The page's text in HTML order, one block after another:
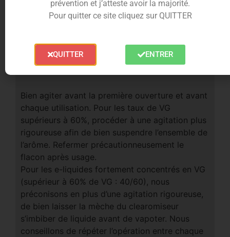
Au-delà de 1.66% m/m de Nicotine, Toxique en
Entre 0.25% et 1.66% m/m de Nicotine, Nocif
en cas d’ingestion
Bien agiter avant la première ouverture et avant
chaque utilisation. Pour les taux de VG
supérieurs à 60%, procéder à une agitation plus
rigoureuse afin de bien suspendre l’ensemble de
l’arôme. Refermer précautionneusement le
flacon après usage.
Pour les e-liquides fortement concentrés en VG
(supérieur à 60% de VG : 40/60), nous
préconisons en plus d’une agitation rigoureuse,
de bien laisser la mèche du clearomiseur
s’imbiber de liquide avant de vapoter. Nous
conseillons de répéter l’opération entre chaque
prévention et j’atteste avoir la majorité.
Pour quitter ce site cliquez sur QUITTER
QUITTER ENTRER